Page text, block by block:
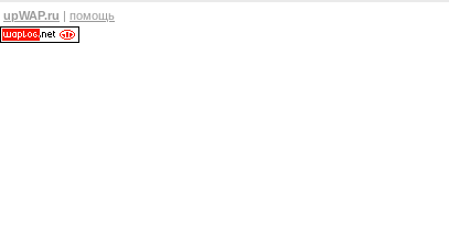
upWAP.ru | помощь